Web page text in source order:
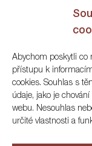
Abychom poskytli co
přístupu k
cookies. Souhlas s
údaje, jako je
webu. Nesouhlas
určité vlastnosti a
Kontakt
ARGO
Korunní 83, Praha
+420 222 561 343